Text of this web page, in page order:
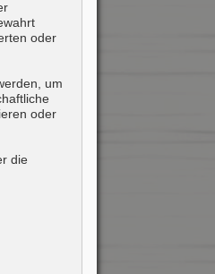
oder
um
oder
die